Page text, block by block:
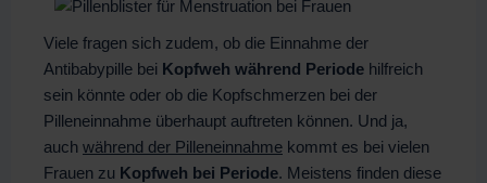
Viele fragen sich zudem, ob die Einnahme der
Antibabypille bei Kopfweh während Periode hilfreich
sein könnte oder ob die Kopfschmerzen bei der
Pilleneinnahme überhaupt auftreten können. Und ja,
auch während der Pilleneinnahme kommt es bei vielen
Frauen zu Kopfweh bei Periode. Meistens finden diese